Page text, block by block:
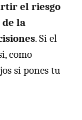
el riesgo
la
. Si el
como
si pones tu